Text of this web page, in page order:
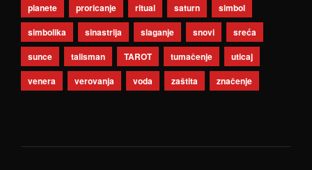
planete
proricanje ritual saturn
simbol
simbolika
sinastrija slaganje snovi
sreća
sunce
talisman TAROT tumačenje
uticaj
venera
verovanja voda zaštita značenje